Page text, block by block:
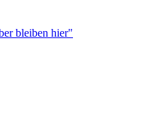
bleiben hier"